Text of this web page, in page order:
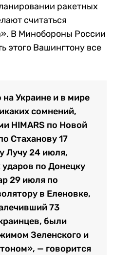
ракетных
считаться
В Минобороны России
этого Вашингтону все
Украине и в мире
сомнений,
HIMARS по Новой
Стаханову 17
Лучу 24 июля,
по Донецку
29 июля по
в Еленовке,
73
были
Зеленского и
— говорится